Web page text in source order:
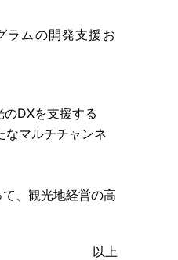
ラムの開発支援お
DXを支援する
なマルチチャンネ
、観光地経営の高
以上